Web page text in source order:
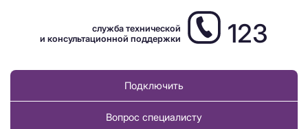
служба технической
и консультационной поддержки
123
Подключить
Вопрос специалисту